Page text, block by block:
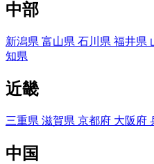
中部
新潟県 富山県 石川県 福井県
知県
近畿
三重県 滋賀県 京都府 大阪府
中国